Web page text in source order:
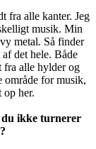
fra alle kanter. Jeg
musik. Min
metal. Så finder
det hele. Både
fra alle hylder og
område for musik,
her.
ikke turnerer